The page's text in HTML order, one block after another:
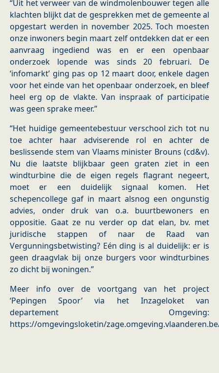
“Uit het verweer van de windmolenbouwer tegen alle
klachten blijkt dat de gesprekken met de gemeente al
opgestart werden in november 2025. Toch moesten
onze inwoners begin maart zelf ontdekken dat er een
aanvraag ingediend was en er een openbaar
onderzoek lopende was sinds 20 februari. De
‘infomarkt’ ging pas op 12 maart door, enkele dagen
voor het einde van het openbaar onderzoek, en bleef
heel erg op de vlakte. Van inspraak of participatie
was geen sprake meer.”
“Het huidige gemeentebestuur verschool zich tot nu
toe achter haar adviserende rol en achter de
beslissende stem van Vlaams minister Brouns (cd&v).
Nu die laatste blijkbaar geen graten ziet in een
windturbine die de eigen regels flagrant negeert,
moet er een duidelijk signaal komen. Het
schepencollege gaf in maart alsnog een ongunstig
advies, onder druk van o.a. buurtbewoners en
oppositie. Gaat ze nu verder op dat elan, bv. met
juridische stappen of naar de Raad van
Vergunningsbetwisting? Eén ding is al duidelijk: er is
geen draagvlak bij onze burgers voor windturbines
zo dicht bij woningen.”
Meer info over de voortgang van het project
‘Pepingen Spoor’ via het Inzageloket van
departement Omgeving:
https://omgevingsloketin/